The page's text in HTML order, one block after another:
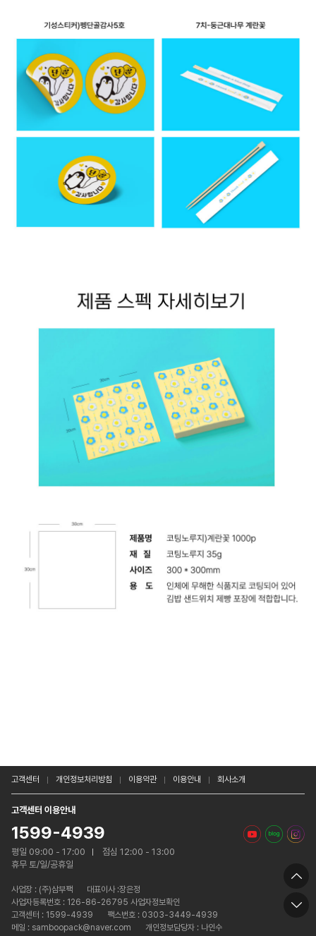
고객센터 개인정보처리방침 이용약관 이용안내 회사소개
고객센터 이용안내
1599-4939
평일 09:00 - 17:00
점심 12:00 - 13:00
휴무 토/일/공휴일
사업장 : (주)삼부팩
대표이사 :장은정
사업자등록번호 : 126-86-26795 사업자정보확인
고객센터 : 1599-4939
팩스번호 : 0303-3449-4939
메일 : samboopack@naver.com
개인정보담당자 : 나인수